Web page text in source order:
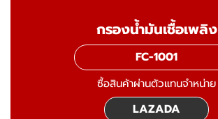
กรองน้ำมันเชื้อเพลิง
FC-1001
ซื้อสินค้าผ่านตัวแทนจำหน่าย
LAZADA